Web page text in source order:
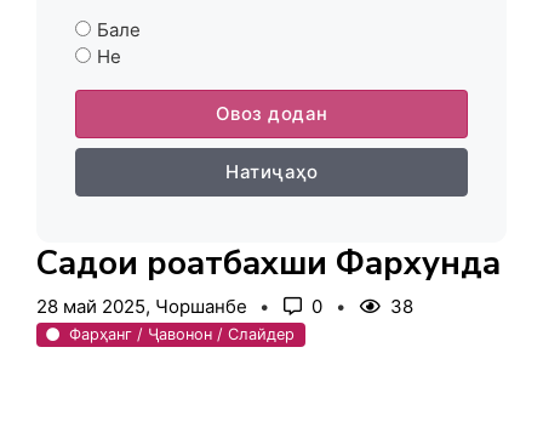
Бале
Не
Овоз додан
Натиҷаҳо
Садои роҳатбахши Фархунда
28 май 2025, Чоршанбе 0 38
Фарҳанг / Ҷавонон / Слайдер